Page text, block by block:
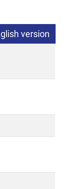
version